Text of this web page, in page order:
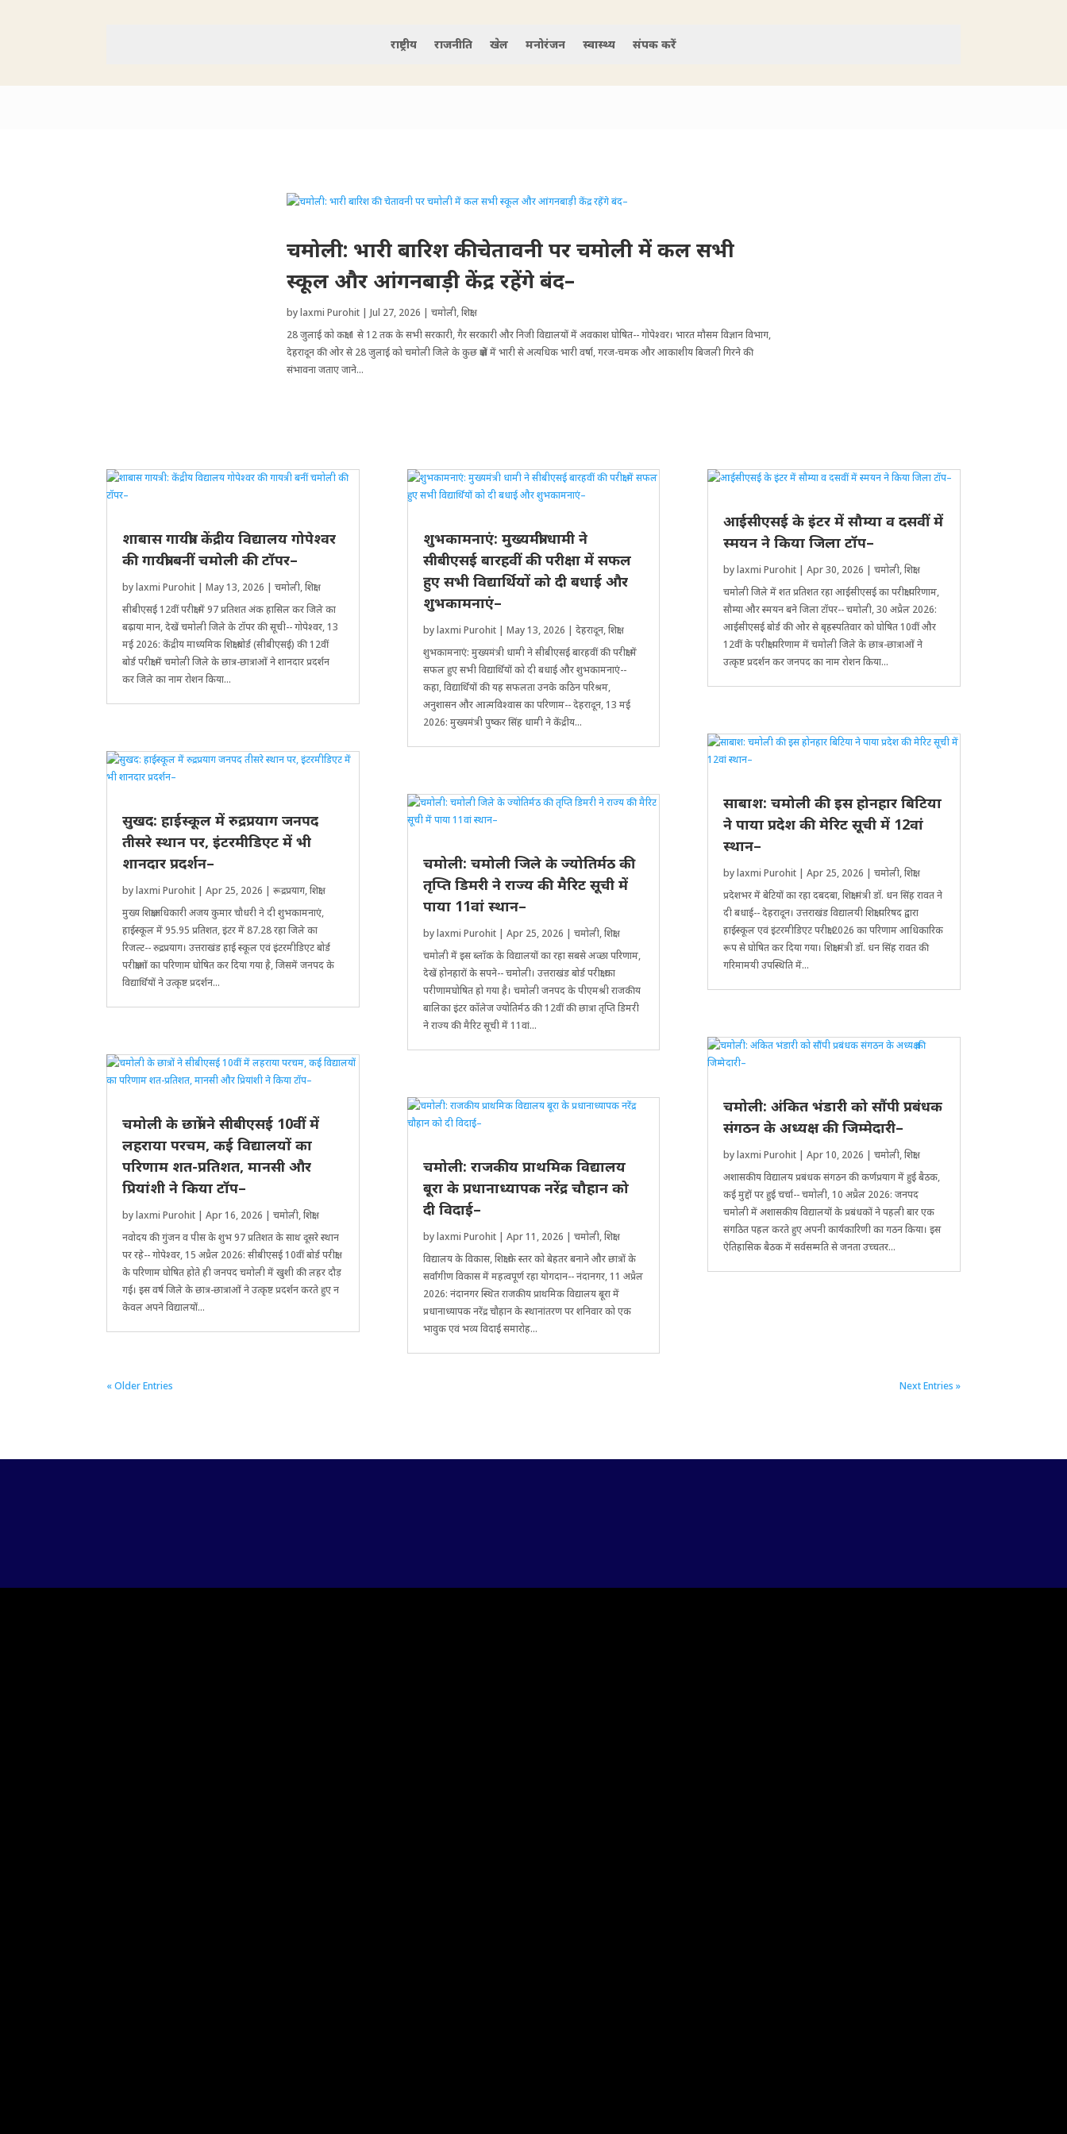
राष्ट्रीय राजनीति खेल मनोरंजन स्वास्थ्य संपर्क करें
चमोली: भारी बारिश की चेतावनी पर चमोली में कल सभी
स्कूल और आंगनबाड़ी केंद्र रहेंगे बंद–
bylaxmi Purohit |Jul 27, 2026 |चमोली,शिक्षा
28 जुलाई को कक्षा 1 से 12 तक के सभी सरकारी, गैर सरकारी और निजी विद्यालयों में अवकाश घोषित-- गोपेश्वर। भारत मौसम विज्ञान विभाग,
देहरादून की ओर से 28 जुलाई को चमोली जिले के कुछ क्षेत्रों में भारी से अत्यधिक भारी वर्षा, गरज-चमक और आकाशीय बिजली गिरने की
संभावना जताए जाने...
शाबास गायत्री: केंद्रीय विद्यालय गोपेश्वर
की गायत्री बनीं चमोली की टॉपर–
bylaxmi Purohit |May 13, 2026 |चमोली,शिक्षा
सीबीएसई 12वीं परीक्षा में 97 प्रतिशत अंक हासिल कर जिले का
बढ़ाया मान, देखें चमोली जिले के टॉपर की सूची-- गोपेश्वर, 13
मई 2026: केंद्रीय माध्यमिक शिक्षा बोर्ड (सीबीएसई) की 12वीं
बोर्ड परीक्षा में चमोली जिले के छात्र-छात्राओं ने शानदार प्रदर्शन
कर जिले का नाम रोशन किया...
सुखद: हाईस्कूल में रुद्रप्रयाग जनपद
तीसरे स्थान पर, इंटरमीडिएट में भी
शानदार प्रदर्शन–
bylaxmi Purohit |Apr 25, 2026 |रूद्रप्रयाग,शिक्षा
मुख्य ​शिक्षाअ​धिकारी अजय कुमार चौधरी ने दी शुभकामनाएं,
हाईस्कूल में 95.95 प्रतिशत, इंटर में 87.28 रहा जिले का
रिजल्ट-- रुद्रप्रयाग। उत्तराखंड हाई स्कूल एवं इंटरमीडिएट बोर्ड
परीक्षाओं का परिणाम घोषित कर दिया गया है, जिसमें जनपद के
विद्यार्थियों ने उत्कृष्ट प्रदर्शन...
चमोली के छात्रों ने सीबीएसई 10वीं में
लहराया परचम, कई विद्यालयों का
परिणाम शत-प्रतिशत, मानसी और
प्रियांशी ने किया टॉप–
bylaxmi Purohit |Apr 16, 2026 |चमोली,शिक्षा
नवोदय की गुंजन व पीस के शुभ 97 प्रतिशत के साथ दूसरे स्थान
पर रहे-- गोपेश्वर, 15 अप्रैल 2026: सीबीएसई 10वीं बोर्ड परीक्षा
के परिणाम घोषित होते ही जनपद चमोली में खुशी की लहर दौड़
गई। इस वर्ष जिले के छात्र-छात्राओं ने उत्कृष्ट प्रदर्शन करते हुए न
केवल अपने विद्यालयों...
शुभकामनाएं: मुख्यमंत्री धामी ने
सीबीएसई बारहवीं की परीक्षा में सफल
हुए सभी विद्यार्थियों को दी बधाई और
शुभकामनाएं–
bylaxmi Purohit| May 13, 2026 | देहरादून,शिक्षा
शुभकामनाएं: मुख्यमंत्री धामी ने सीबीएसई बारहवीं की परीक्षा में
सफल हुए सभी विद्यार्थियों को दी बधाई और शुभकामनाएं--
कहा, विद्यार्थियों की यह सफलता उनके कठिन परिश्रम,
अनुशासन और आत्मविश्वास का परिणाम-- देहरादून, 13 मई
2026: मुख्यमंत्री पुष्कर सिंह धामी ने केंद्रीय...
चमोली: चमोली जिले के ज्योतिर्मठ की
तृ​प्ति डिमरी ने राज्य की मैरिट सूची में
पाया 11वां स्थान–
bylaxmi Purohit| Apr 25, 2026 | चमोली,शिक्षा
चमोली में इस ब्लॉक के विद्यालयों का रहा सबसे अच्छा परिणाम,
देखें होनहारों के सपने-- चमोली। उत्तराखंड बोर्ड परीक्षा का
परीणामघो​​षित हो गया है। चमोली जनपद के पीएमश्री राजकीय
बा​लिका इंटर कॉलेज ज्योतिर्मठ की 12वीं की छात्रा तृ​प्ति डिमरी
ने राज्य की मैरिट सूची में 11वां...
चमोली: राजकीय प्राथमिक विद्यालय
बूरा के प्रधानाध्यापक नरेंद्र चौहान को
दी विदाई–
bylaxmi Purohit| Apr 11, 2026 | चमोली,शिक्षा
विद्यालय के विकास, ​शिक्षा के स्तर को बेहतर बनाने और छात्रों के
सर्वांगीण विकास में महत्वपूर्ण रहा योगदान-- नंंदानगर, 11 अप्रैल
2026: नंदानगर स्थित राजकीय प्राथमिक विद्यालय बूरा में
प्रधानाध्यापक नरेंद्र चौहान के स्थानांतरण पर शनिवार को एक
भावुक एवं भव्य विदाई समारोह...
आईसीएसई के इंटर में सौम्या व दसवीं में
स्मयन ने किया जिला टॉप–
bylaxmi Purohit| Apr 30, 2026 | चमोली,शिक्षा
चमोली जिले में शत प्रतिशत रहा आईसीएसई का परीक्षा परिणाम,
सौम्या और स्मयन बने जिला टॉपर-- चमोली, 30 अप्रैल 2026:
आईसीएसई बोर्ड की ओर से बृहस्पतिवार को घोषित 10वीं और
12वीं के परीक्षा परिणाम में चमोली जिले के छात्र-छात्राओं ने
उत्कृष्ट प्रदर्शन कर जनपद का नाम रोशन किया...
साबाश: चमोली की इस होनहार बिटिया
ने पाया प्रदेश की मेरिट सूची में 12वां
स्थान–
bylaxmi Purohit| Apr 25, 2026 | चमोली,शिक्षा
प्रदेशभर में बेटियों का रहा दबदबा, ​शिक्षा मंत्री डाॅ. धन सिंह रावत ने
दी बधाई-- देहरादून। उत्तराखंड विद्यालयी शिक्षा परिषद द्वारा
हाईस्कूल एवं इंटरमीडिएट परीक्षा 2026 का परिणाम आधिकारिक
रूप से घोषित कर दिया गया। शिक्षा मंत्री डॉ. धन सिंह रावत की
गरिमामयी उपस्थिति में...
चमोली: अंकित भंडारी को सौंपी प्रबंधक
संगठन के अध्यक्ष की जिम्मेदारी–
bylaxmi Purohit| Apr 10, 2026 | चमोली,शिक्षा
अशासकीय विद्यालय प्रबंधक संगठन की कर्णप्रयाग में हुई बैठक,
कई मुद्दों पर हुई चर्चा-- चमोली, 10 अप्रैल 2026: जनपद
चमोली में अशासकीय विद्यालयों के प्रबंधकों ने पहली बार एक
संगठित पहल करते हुए अपनी कार्यकारिणी का गठन किया। इस
ऐतिहासिक बैठक में सर्वसम्मति से जनता उच्चतर...
« Older Entries Next Entries »